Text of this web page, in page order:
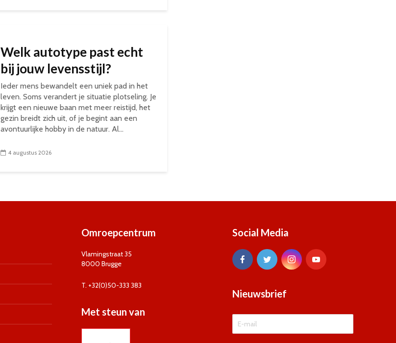
Welk autotype past echt
bij jouw levensstijl?
Ieder mens bewandelt een uniek pad in het
leven. Soms verandert je situatie plotseling. Je
krijgt een nieuwe baan met meer reistijd, het
gezin breidt zich uit, of je begint aan een
avontuurlijke hobby in de natuur. Al...
4 augustus 2026
Omroepcentrum
Vlamingstraat 35
8000 Brugge
T. +32(0)50-333 383
Met steun van
Social Media
Nieuwsbrief